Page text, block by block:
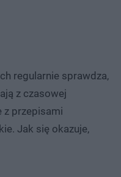
regularnie sprawdza,
z czasowej
z przepisami
Jak się okazuje,